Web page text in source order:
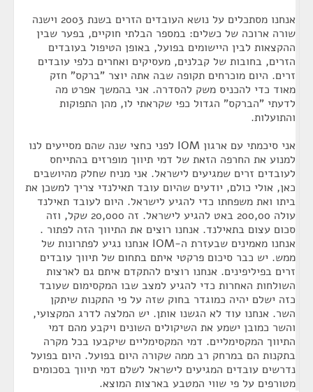
אנחנו מסתכלים על נושא העובדים הזרים בשנת 2003 וישנה
שורה ארוכה של כשלים: במספר הבלתי חוקיים, בפער שבין
ההקצאות לבין היישומים בפועל, באופן הטיפול בעובדים
הזרים, בחובות של קבלנים, מעסיקים ואחרים כלפי עובדים
זרים. היום מוכרחים תקופה שבה אתה יוצר "ברקס" חזק
מאוד כדי להכניס משק להסדרה. אני בהמשך אפרט מה
לדעתי "הברקס" הגדול כפי שקראתי לו, מהן התפוקות
והתועלות.
אני סיכמתי עם ארגון IOM לפני כחצי שנה שהם מסייעים לנו
למנוע את החרפה הזאת של דמי תיווך מופרזים בהתייחס
לעובדים זרים שמגיעים לישראל. אני מניח שחלק מהיושבים
כאן, אולי כולם, יודעים שהיום עובד תאילנדי צריך למשכן את
ביתו ואת משפחתו כדי להגיע לישראל. היום לעובד תאילנד
עולה 200,00 באט להגיע לישראל. זה 20,000 שקל, וזה
סכום עצום בתאילנד. אנחנו רוצים את התיווך הזה לפתור .
אנחנו מאמינים שבעזרת ה-IOM אנחנו נגיע לפתרונות של
ממש. יש כבר סיכום פרקטי איתם בתחום של תיווך עובדים
זרים בפיליפינים. אנחנו רוצים להתקדם איתם גם לארצות
השולחות האחרות כדי להגיע למצב שבו המקסימום שעובד
כזה ישלם יהיה כמוגדר בחוק שזה על פי התקנות שיתקן
השר. אנחנו עוד לא הגשנו אותן. יש המלצה לדרג המקצועי,
והשר כמובן ישמע את השיקולים השונים ויקבע מהם דמי
התיווך המקסימליים. דמי המקסימליים שיקבעו בכל מקרה
בתקנות הם במרחק רב ממה שקורה היום בפועל. היום בפועל
נדרשים עובדים המגיעים לישראל לשלם דמי תיווך בסכומים
מטורפים על פי שווי המטבע בארצות המוצא.